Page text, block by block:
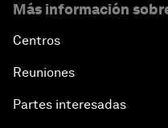
Más información
Centros
Reuniones
Partes interesadas